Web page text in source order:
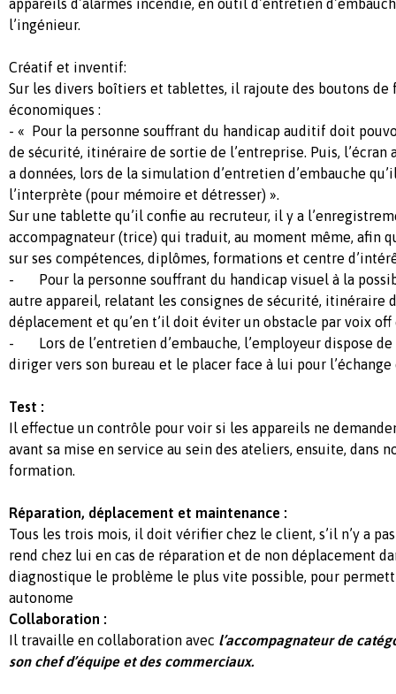
appareils d’alarmes incendie, en outil d’entretien
l’ingénieur.
Créatif et inventif:
Sur les divers boîtiers et tablettes, il rajoute des boutons
économiques :
- « Pour la personne souffrant du handicap auditif doit
de sécurité, itinéraire de sortie de l’entreprise. Puis, l’écran
a données, lors de la simulation d’entretien d’embauche
l’interprète (pour mémoire et détresser) ».
Sur une tablette qu’il confie au recruteur, il y a
accompagnateur (trice) qui traduit, au moment même, afin
sur ses compétences, diplômes, formations et centre
- Pour la personne souffrant du handicap visuel à la
autre appareil, relatant les consignes de sécurité, itinéraire
déplacement et qu’en t’il doit éviter un obstacle par voix off
- Lors de l’entretien d’embauche, l’employeur dispose de
diriger vers son bureau et le placer face à lui pour l’échange
Test :
Il effectue un contrôle pour voir si les appareils ne
avant sa mise en service au sein des ateliers, ensuite, dans
formation.
Réparation, déplacement et maintenance :
Tous les trois mois, il doit vérifier chez le client, s’il n’y a
rend chez lui en cas de réparation et de non déplacement
diagnostique le problème le plus vite possible, pour
autonome
Collaboration :
Il travaille en collaboration avec l’accompagnateur de
son chef d’équipe et des commerciaux.